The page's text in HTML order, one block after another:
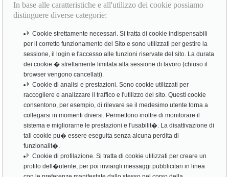
In base alle caratteristiche e all'utilizzo dei cookie possiamo
distinguere diverse categorie:
Cookie strettamente necessari. Si tratta di cookie indispensabili
per il corretto funzionamento del Sito e sono utilizzati per gestire la
sessione, il login e l'accesso alle funzioni riservate del sito. La durata
dei cookie � strettamente limitata alla sessione di lavoro (chiuso il
browser vengono cancellati).
Cookie di analisi e prestazioni. Sono cookie utilizzati per
raccogliere e analizzare il traffico e l'utilizzo del sito. Questi cookie
consentono, per esempio, di rilevare se il medesimo utente torna a
collegarsi in momenti diversi. Permettono inoltre di monitorare il
sistema e migliorarne le prestazioni e l'usabilit�. La disattivazione di
tali cookie pu� essere eseguita senza alcuna perdita di
funzionalit�.
Cookie di profilazione. Si tratta di cookie utilizzati per creare un
profilo dell�utente, per poi inviargli messaggi pubblicitari in linea